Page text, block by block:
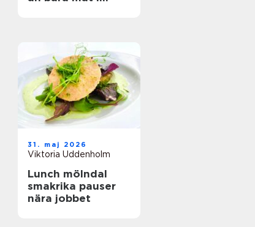
31. maj 2026
Viktoria Uddenholm
Lunch mölndal
smakrika pauser
nära jobbet